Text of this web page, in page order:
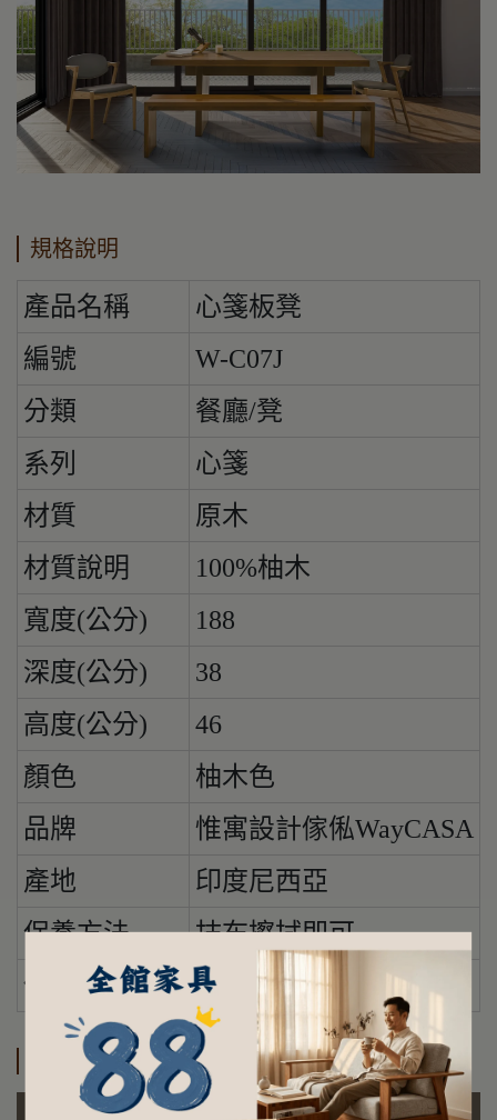
規格說明
產品名稱
心箋板凳
編號
W-C07J
分類
餐廳/凳
系列
心箋
材質
原木
材質說明
100%柚木
寬度(公分)
188
深度(公分)
38
高度(公分)
46
顏色
柚木色
品牌
惟寓設計傢俬WayCASA
產地
印度尼西亞
保養方法
抹布擦拭即可
使用注意事項 請勿使用酒精擦拭
訂購及運送方式